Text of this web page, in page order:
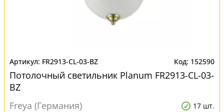
FR2913-CL-03-BZ 152590
Потолочный светильник Planum FR2913-CL-03-
BZ
Freya (Германия)
17 шт.